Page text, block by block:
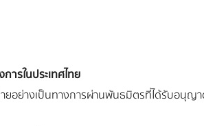
ารในประเทศไทย
อย่างเป็นทางการผ่านพันธมิตรที่ได้รับอนุญา